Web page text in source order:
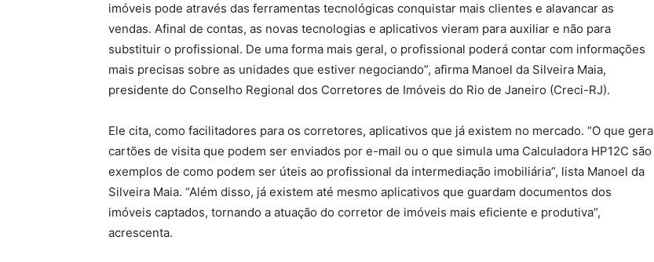
imóveis pode através das ferramentas tecnológicas conquistar mais clientes e alavancar as
vendas. Afinal de contas, as novas tecnologias e aplicativos vieram para auxiliar e não para
substituir o profissional. De uma forma mais geral, o profissional poderá contar com informações
mais precisas sobre as unidades que estiver negociando”, afirma Manoel da Silveira Maia,
presidente do Conselho Regional dos Corretores de Imóveis do Rio de Janeiro (Creci-RJ).
Ele cita, como facilitadores para os corretores, aplicativos que já existem no mercado. “O que gera
cartões de visita que podem ser enviados por e-mail ou o que simula uma Calculadora HP12C são
exemplos de como podem ser úteis ao profissional da intermediação imobiliária”, lista Manoel da
Silveira Maia. “Além disso, já existem até mesmo aplicativos que guardam documentos dos
imóveis captados, tornando a atuação do corretor de imóveis mais eficiente e produtiva”,
acrescenta.